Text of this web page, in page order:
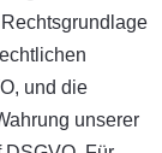
und die
unserer